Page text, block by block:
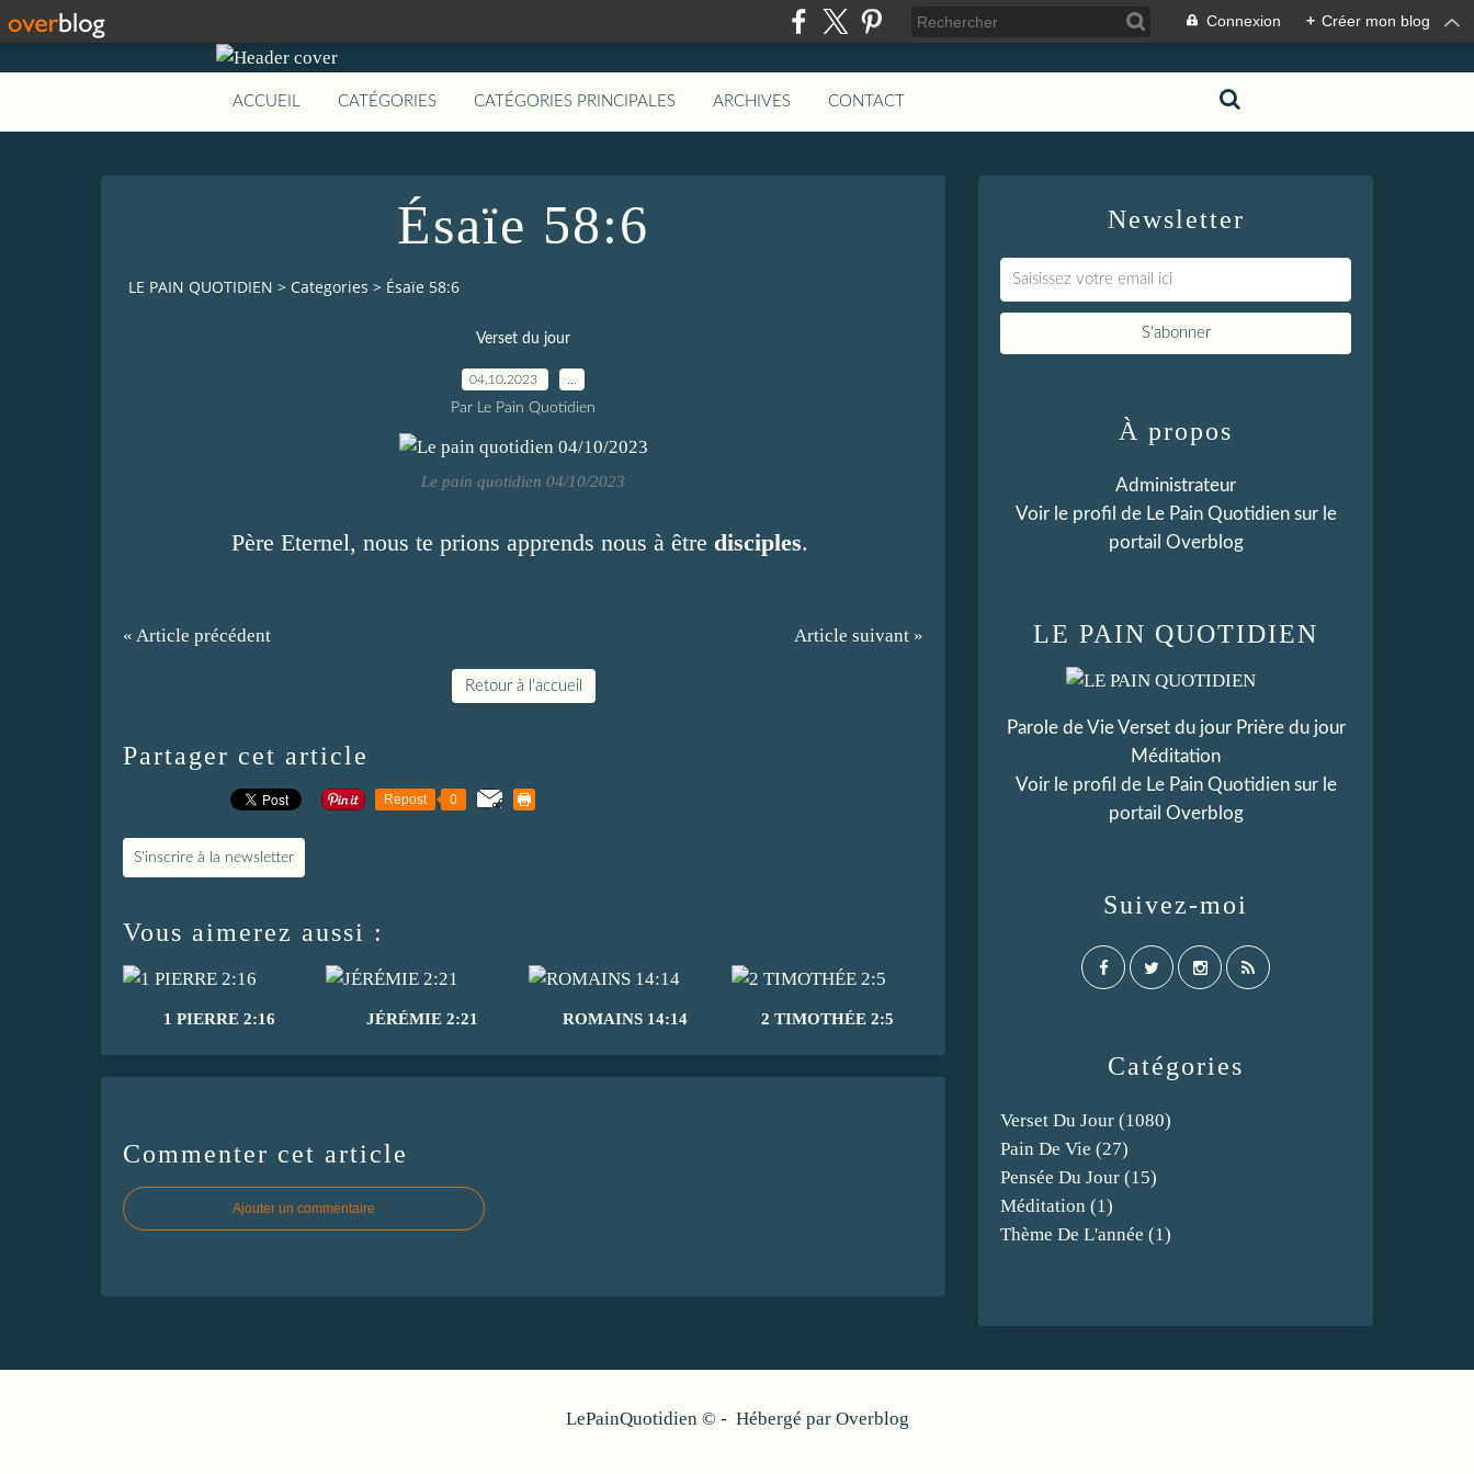
Connexion + Créer mon blog
ACCUEIL CATÉGORIES CATÉGORIES PRINCIPALES ARCHIVES CONTACT
Ésaïe 58:6
LE PAIN QUOTIDIEN > Categories > Ésaïe 58:6
Verset du jour
04.10.2023
Par Le Pain Quotidien
Le pain quotidien 04/10/2023
Père Eternel, nous te prions apprends nous à être disciples.
« Article précédent Article suivant »
Retour à l'accueil
Partager cet article
Repost 0
S'inscrire à la newsletter
Vous aimerez aussi :
1 PIERRE 2:16 JÉRÉMIE 2:21 ROMAINS 14:14 2 TIMOTHÉE 2:5
Commenter cet article
Ajouter un commentaire
Newsletter
Catégories
Verset Du Jour (1080)
Pain De Vie (27)
Pensée Du Jour (15)
Méditation (1)
Thème De L'année (1)
LE PAIN QUOTIDIEN
Parole de Vie Verset du jour Prière du jour
Méditation
Voir le profil de Le Pain Quotidiensur le
portail Overblog
Suivez-moi
À propos
Administrateur
Voir le profil de Le Pain Quotidiensur le
portail Overblog
LePainQuotidien © - Hébergé par Overblog